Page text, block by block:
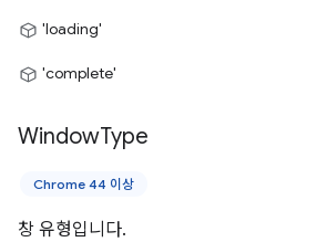
'loading'
'complete'
WindowType
Chrome 44 이상
창 유형입니다.